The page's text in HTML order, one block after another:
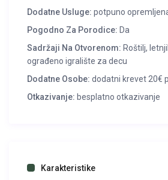
Dodatne Usluge: potpuno
Pogodno Za Porodice: Da
Sadržaji Na Otvorenom: Roštilj,
ograđeno igralište za decu
Dodatne Osobe: dodatni krevet 20€
Otkazivanje: besplatno otkazivanje
Karakteristike